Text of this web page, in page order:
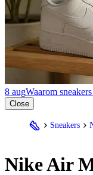
8 augWaarom
Close
Sneakers
NikeAir